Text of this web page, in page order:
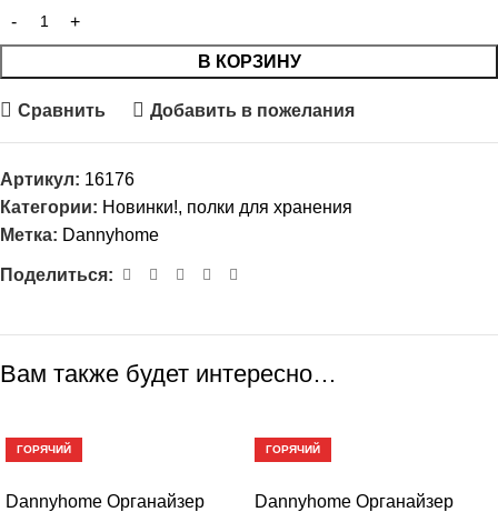
В КОРЗИНУ
Сравнить Добавить в пожелания
Артикул: 16176
Категории: Новинки!, полки для хранения
Метка: Dannyhome
Поделиться:
Вам также будет интересно…
ГОРЯЧИЙ
Dannyhome Органайзер
ГОРЯЧИЙ
Dannyhome Органайзер